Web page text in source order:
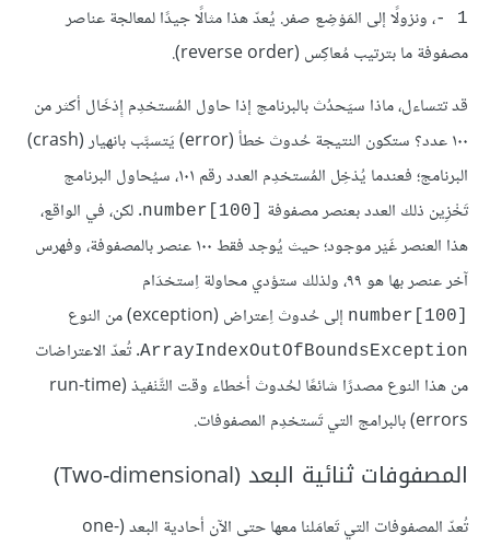
- 1، ونزولًا إلى المَوْضِع صفر. يُعدّ هذا مثالًا جيدًا لمعالجة عناصر
مصفوفة ما بترتيب مُعاكِس (reverse order).
قد تتساءل، ماذا سيَحدُث بالبرنامج إذا حاول المُستخدِم إِدْخَال أكثر من
١٠٠ عدد؟ ستكون النتيجة حُدوث خطأ (error) يَتسبَّب بانهيار (crash)
البرنامج؛ فعندما يُدْخِل المُستخدِم العدد رقم ١٠١، سيُحاول البرنامج
تَخْزِين ذلك العدد بعنصر مصفوفة
number[100]‎. لكن، في الواقع،
هذا العنصر غَيْر موجود؛ حيث يُوجد فقط ١٠٠ عنصر بالمصفوفة، وفهرس
آخر عنصر بها هو ٩٩، ولذلك ستؤدي محاولة اِستخدَام
number[100]‎ إلى حُدوث اِعتراض (exception) من النوع
ArrayIndexOutOfBoundsException. تُعدّ الاعتراضات
من هذا النوع مصدرًا شائعًا لحُدوث أخطاء وقت التَّنْفيذ (run-time
errors) بالبرامج التي تَستخدِم المصفوفات.
المصفوفات ثنائية البعد (Two-dimensional)
تُعدّ المصفوفات التي تَعامَلنا معها حتى الآن أحادية البعد (one-